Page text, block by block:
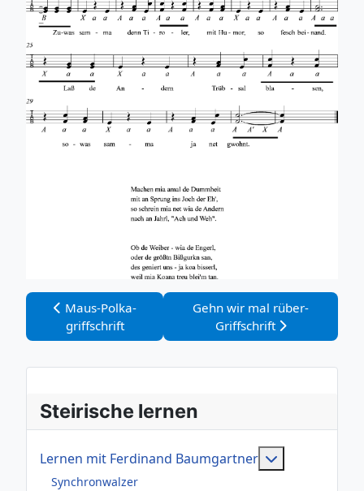
Vorheriger Beitrag: Maus-Polka-griffschrift
Maus-Polka-
griffschrift
Nächster Beitrag: Gehn wir
Gehn wir mal rüber-
Griffschrift
Steirische lernen
Lernen mit Ferdinand Baumgartner
Synchronwalzer